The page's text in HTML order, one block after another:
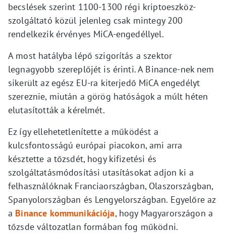
becslések szerint 1100-1300 régi kriptoeszköz-
szolgáltató közül jelenleg csak mintegy 200
rendelkezik érvényes MiCA-engedéllyel.
A most hatályba lépő szigorítás a szektor
legnagyobb szereplőjét is érinti. A Binance-nek nem
sikerült az egész EU-ra kiterjedő MiCA engedélyt
szereznie, miután a görög hatóságok a múlt héten
elutasították a kérelmét.
Ez így ellehetetlenítette a működést a
kulcsfontosságú európai piacokon, ami arra
késztette a tőzsdét, hogy kifizetési és
szolgáltatásmódosítási utasításokat adjon ki a
felhasználóknak Franciaországban, Olaszországban,
Spanyolországban és Lengyelországban. Egyelőre az
a Binance kommunikációja, hogy Magyarországon a
tőzsde változatlan formában fog működni.